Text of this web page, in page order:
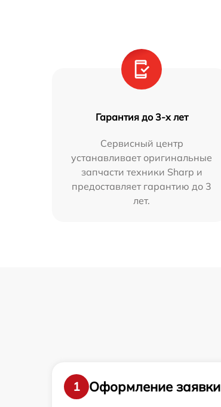
Гарантия до 3-х лет
Сервисный центр
устанавливает оригинальные
запчасти техники Sharp и
предоставляет гарантию до 3
лет.
1
Оформление заявки